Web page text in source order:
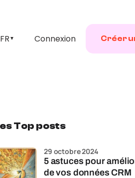
FR ▼ Connexion Créer
Top posts
5 astuces pour
de vos données CRM
29 octobre 2024